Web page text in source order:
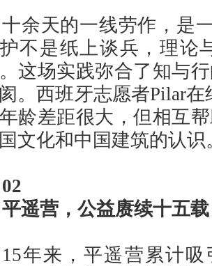
十余天的一线劳作，是
不是纸上谈兵，理论
这场实践弥合了知与
。西班牙志愿者Pilar
龄差距很大，但相互
文化和中国建筑的认识
02
平遥营，公益赓续十五载
15年来，平遥营累计